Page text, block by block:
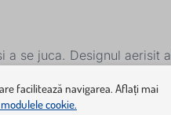
se juca. Designul
fiind practice, frumoase
facilitează navigarea. Aflați mai
cookie.